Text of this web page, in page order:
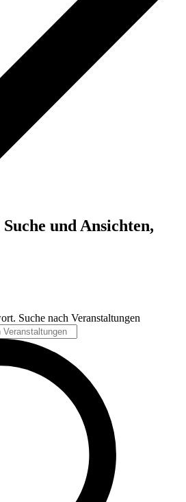
und Ansichten,
Suche nach Veranstaltungen